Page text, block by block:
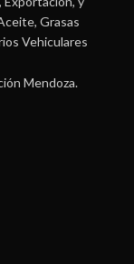
Grasas
Vehiculares
Mendoza.